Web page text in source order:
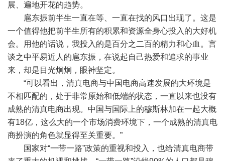
展、遍地开花的趋势。
扈东振前半生一直在等、一直在找的风口出现了。这是
一个值得他把前半生所有的积累和资源全身心投入的大好机
会。用他的话说，我投入的是百分之二百的精力和心血。言
谈之中平易近人的扈东振，在说起自己热爱和追求的事业
来，却是目光炯炯，眼神坚定。
“可以看出，清真电商与中国电商高速发展的大环境是
不相匹配的，处于非常原始和低端的状态，一直以来也没有
成熟的清真电商出现。中国与国际上的穆斯林加在一起大概
有18亿，这么大的一个市场消费环境下，一个成熟的清真电
商扮演的角色就显得至关重要。”
国家对“一带一路”政策的重视和投入，也给清真电商带